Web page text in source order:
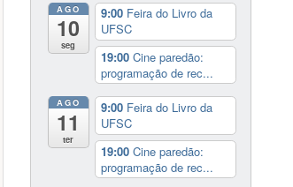
AGO
10
seg
9:00 Feira do Livro da
UFSC
19:00 Cine paredão:
programação de rec...
AGO
11
ter
9:00 Feira do Livro da
UFSC
19:00 Cine paredão:
programação de rec...